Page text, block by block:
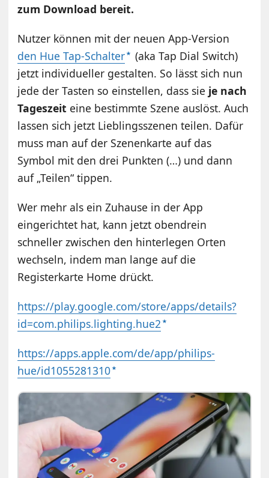
zum Download bereit.
Nutzer können mit der neuen App-Version
den Hue Tap-Schalter
(aka Tap Dial Switch)
jetzt individueller gestalten. So lässt sich nun
jede der Tasten so einstellen, dass sie je nach
Tageszeit eine bestimmte Szene auslöst. Auch
lassen sich jetzt Lieblingsszenen teilen. Dafür
muss man auf der Szenenkarte auf das
Symbol mit den drei Punkten (…) und dann
auf „Teilen“ tippen.
Wer mehr als ein Zuhause in der App
eingerichtet hat, kann jetzt obendrein
schneller zwischen den hinterlegen Orten
wechseln, indem man lange auf die
Registerkarte Home drückt.
https://play.google.com/store/apps/details?
id=com.philips.lighting.hue2
https://apps.apple.com/de/app/philips-
hue/id1055281310